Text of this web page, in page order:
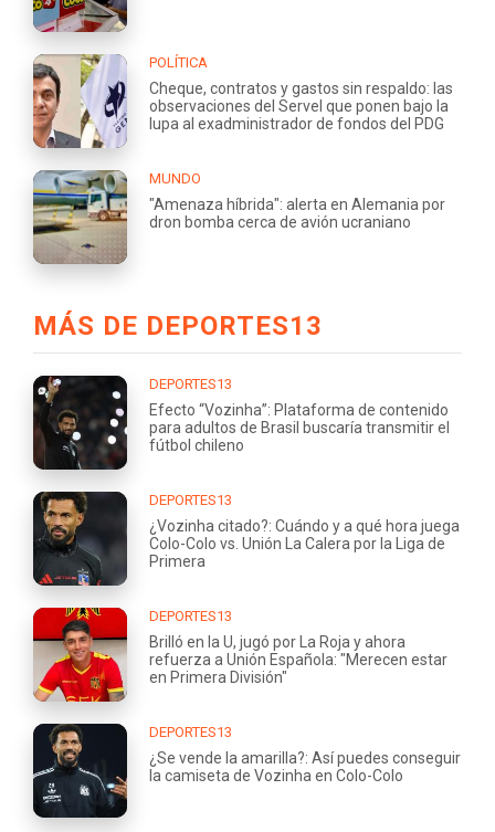
POLÍTICA
Cheque, contratos y gastos sin respaldo: las
observaciones del Servel que ponen bajo la
lupa al exadministrador de fondos del PDG
MUNDO
"Amenaza híbrida": alerta en Alemania por
dron bomba cerca de avión ucraniano
MÁS DE DEPORTES13
DEPORTES13
Efecto “Vozinha”: Plataforma de contenido
para adultos de Brasil buscaría transmitir el
fútbol chileno
DEPORTES13
¿Vozinha citado?: Cuándo y a qué hora juega
Colo-Colo vs. Unión La Calera por la Liga de
Primera
DEPORTES13
Brilló en la U, jugó por La Roja y ahora
refuerza a Unión Española: "Merecen estar
en Primera División"
DEPORTES13
¿Se vende la amarilla?: Así puedes conseguir
la camiseta de Vozinha en Colo-Colo